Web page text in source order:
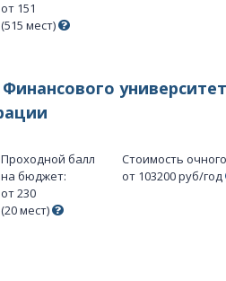
от 151
(515 мест)
Проходной балл
на бюджет:
от 230
(20 мест)
Стоимость
от 103200 руб/год